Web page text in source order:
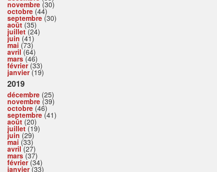
novembre (30)
octobre (44)
septembre (30)
août (35)
juillet(24)
juin (41)
mai (73)
avril(64)
mars(46)
février(33)
janvier(19)
2019
décembre (25)
novembre (39)
octobre (46)
septembre (41)
août (20)
juillet(19)
juin (29)
mai (33)
avril(27)
mars(37)
février(34)
janvier(33)